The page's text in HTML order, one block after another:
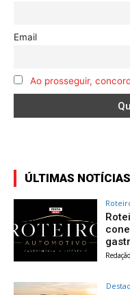
Email
Ao prosseguir,
ÚLTIMAS NOTÍCIAS